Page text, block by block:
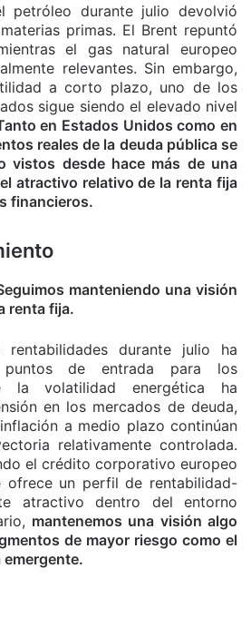
petróleo durante julio devolvió
primas. El Brent repuntó
el gas natural europeo
relevantes. Sin embargo,
a corto plazo, uno de los
sigue siendo el elevado nivel
en Estados Unidos como en
reales de la deuda pública se
vistos desde hace más de una
atractivo relativo de la renta fija
financieros.
manteniendo una visión
renta fija.
durante julio ha
puntos de entrada para los
la volatilidad energética ha
en los mercados de deuda,
a medio plazo continúan
relativamente controlada.
el crédito corporativo europeo
ofrece un perfil de rentabilidad-
atractivo dentro del entorno
mantenemos una visión algo
de mayor riesgo como el
emergente.